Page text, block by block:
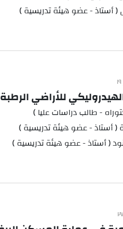
- عضو هيئة تدريسية )
للأراضي
- طالب دراسات عليا )
( أستاذ - عضو هيئة تدريسية )
( أستاذ - عضو هيئة تدريسية )